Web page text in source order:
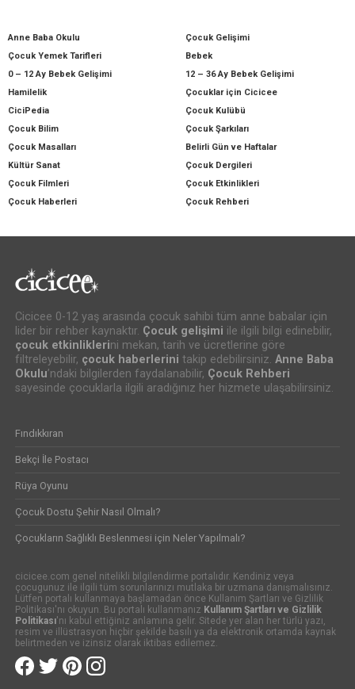
Anne Baba Okulu
Çocuk Gelişimi
Çocuk Yemek Tarifleri
Bebek
0 – 12 Ay Bebek Gelişimi
12 – 36 Ay Bebek Gelişimi
Hamilelik
Çocuklar için Cicicee
CiciPedia
Çocuk Kulübü
Çocuk Bilim
Çocuk Şarkıları
Çocuk Masalları
Belirli Gün ve Haftalar
Kültür Sanat
Çocuk Dergileri
Çocuk Filmleri
Çocuk Etkinlikleri
Çocuk Haberleri
Çocuk Rehberi
Cicicee 0-12 yaş arasında çocuk sahibi tüm anne babalar için
lider bir rehber kaynaktır. Çocuk gelişimi ile ilgili bilgi edinebilir,
çocuk etkinliklerini mekan, tarih ve ücretlerine göre
filtreleyebilir, çocuk haberlerini takip edebilirsiniz. Anne Baba
Okulu’ndaki bilgilerden faydalanabilir, Çocuk Rehberi
sayesinde çocuklarla ilgili aradığınız her hizmete ulaşabilirsiniz.
Fındıkkıran
Bekçi İle Postacı
Rüya Oyunu
Çocuk Dostu Şehir Nasıl Olmalı?
Çocukların Sağlıklı Beslenmesi için Neler Yapılmalı?
cicicee.com genel nitelikli bilgilendirme portalıdır. Kendiniz veya
çocugunuz ile ilgili tüm sorunlarınızı mutlaka bir uzmana danışmalısınız.
Lütfen portalı kullanmaya başlamadan önce Kullanım Şartları ve Gizlilik
Politikası'nı okuyun. Bu portalı kullanmanız Kullanım Şartları ve Gizlilik
Politikası'nı kabul ettiğiniz anlamına gelir. Sitede yer alan her türlü yazı,
resim ve illüstrasyon hiçbir şekilde basılı ya da elektronik ortamda kaynak
belirtmeden ve izinsiz olarak iktibas edilemez.